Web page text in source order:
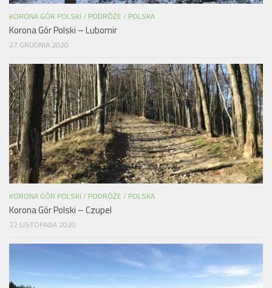
KORONA GÓR POLSKI / PODRÓŻE / POLSKA
Korona Gór Polski – Lubomir
27 GRUDNIA 2020
KORONA GÓR POLSKI / PODRÓŻE / POLSKA
Korona Gór Polski – Czupel
22 LISTOPADA 2020